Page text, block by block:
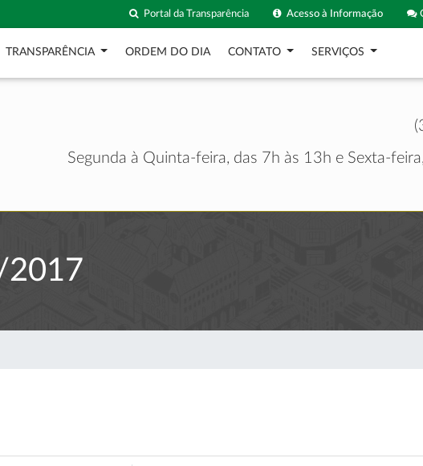
Acesso à Informação
Portal da Transparência
TRANSPARÊNCIA ORDEM DO DIA CONTATO SERVIÇOS
Segunda à Quinta-feira, das 7h às 13h e Sexta-
2017